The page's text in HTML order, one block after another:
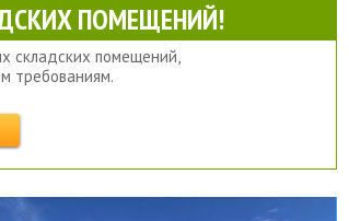
ПОМЕЩЕНИЙ!
складских помещений,
требованиям.